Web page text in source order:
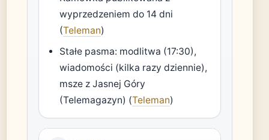
wyprzedzeniem do 14 dni
(Teleman)
Stałe pasma: modlitwa (17:30),
wiadomości (kilka razy dziennie),
msze z Jasnej Góry
(Telemagazyn) (Teleman)